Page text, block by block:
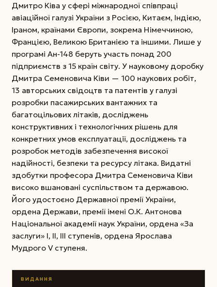
Дмитро Ківа у сфері міжнародної співпраці
авіаційної галузі України з Росією, Китаєм, Індією,
Іраном, країнами Європи, зокрема Німеччиною,
Францією, Великою Британією та іншими. Лише у
програмі Ан-148 беруть участь понад 200
підприємств з 15 країн світу. У науковому доробку
Дмитра Семеновича Ківи — 100 наукових робіт,
13 авторських свідоцтв та патентів у галузі
розробки пасажирських вантажних та
багатоцільових літаків, досліджень
конструктивних і технологічних рішень для
конкретних умов експлуатації, досліджень та
розробок методів забезпечення високої
надійності, безпеки та ресурсу літака. Видатні
здобутки професора Дмитра Семеновича Ківи
високо вшановані суспільством та державою.
Його удостоєно Державної премії України,
ордена Держави, премії імені О.К. Антонова
Національної академії наук України, ордена «За
заслуги» І, II, III ступенів, ордена Ярослава
Мудрого V ступеня.
ВИДАННЯ